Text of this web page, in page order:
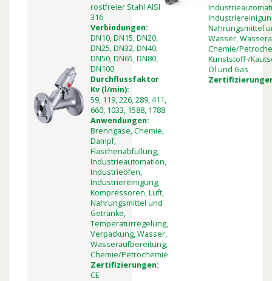
rostfreier Stahl AISI
316
Verbindungen:
DN10, DN15, DN20,
DN25, DN32, DN40,
DN50, DN65, DN80,
DN100
Durchflussfaktor
Kv (l/min):
59, 119, 226, 289, 411,
660, 1033, 1588, 1788
Anwendungen:
Brenngase, Chemie,
Dampf,
Flaschenabfüllung,
Industrieautomation,
Industrieöfen,
Industriereinigung,
Kompressoren, Luft,
Nahrungsmittel und
Getränke,
Temperaturregelung,
Verpackung, Wasser,
Wasseraufbereitung,
Chemie/Petrochemie
Zertifizierungen:
CE
Nahrungsmittel
Wasser,
Chemie/
Kunststoff-/
Öl und Gas